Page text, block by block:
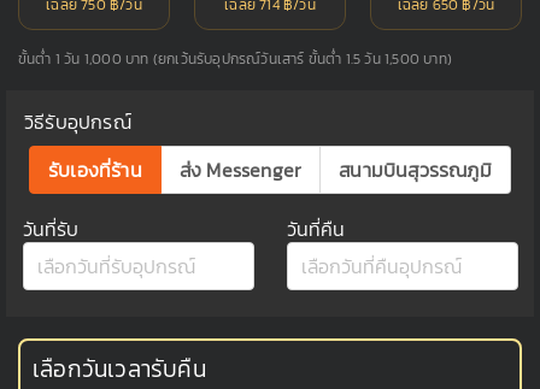
เฉลี่ย 750 ฿/วัน เฉลี่ย 714 ฿/วัน เฉลี่ย 650 ฿/วัน
ขั้นต่ำ 1 วัน 1,000 บาท (ยกเว้นรับอุปกรณ์วันเสาร์ ขั้นต่ำ 1.5 วัน 1,500 บาท)
วิธีรับอุปกรณ์
รับเองที่ร้าน
ส่ง Messenger สนามบินสุวรรณภูมิ
วันที่รับ วันที่คืน
เลือกวันเวลารับคืน